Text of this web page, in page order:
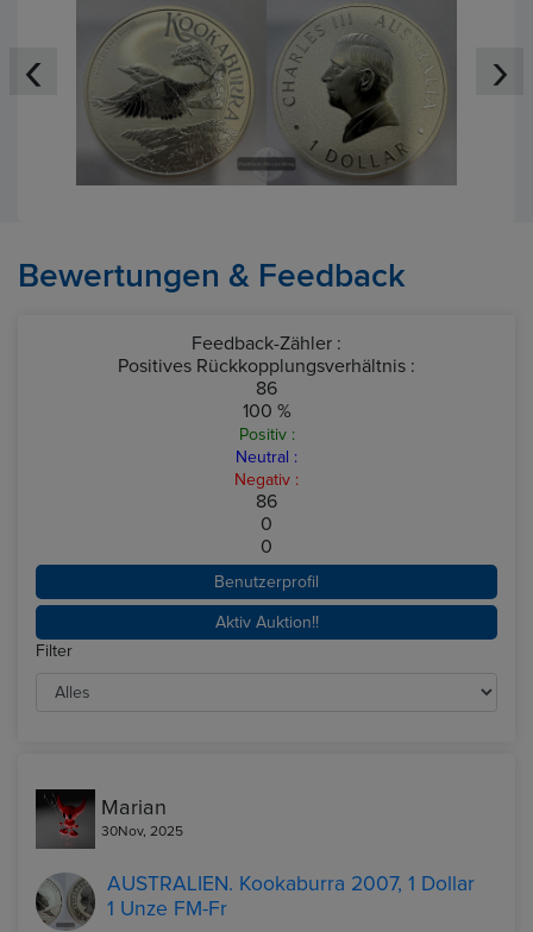
‹ ›
Bewertungen & Feedback
Feedback-Zähler :
Positives Rückkopplungsverhältnis :
86
100 %
Positiv :
Neutral :
Negativ :
86
0
0
Benutzerprofil
Aktiv Auktion!!
Filter
Marian
30Nov, 2025
AUSTRALIEN. Kookaburra 2007, 1 Dollar
1 Unze FM-Fr